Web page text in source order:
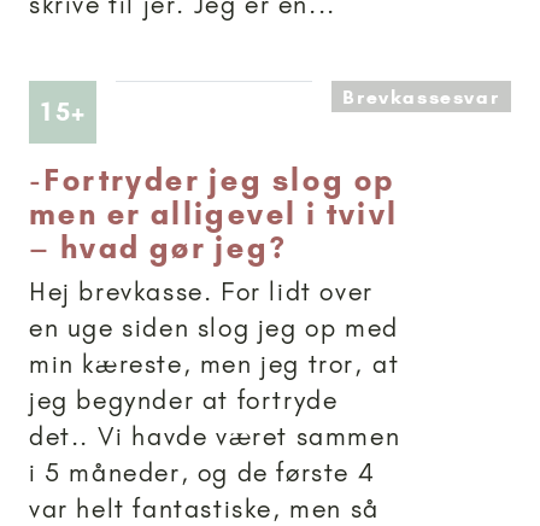
15+ Artikler anbefalet til 15+Brevkassesvar
-Fortryder jeg slog op
men er alligevel i tvivl
– hvad gør jeg?
Hej brevkasse. For lidt over
en uge siden slog jeg op med
min kæreste, men jeg tror, at
jeg begynder at fortryde
det.. Vi havde været sammen
i 5 måneder, og de første 4
var helt fantastiske, men så